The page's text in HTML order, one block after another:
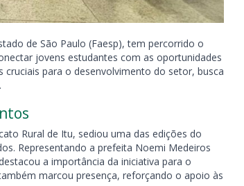
de São Paulo (Faesp), tem percorrido o
jovens estudantes com as oportunidades
para o desenvolvimento do setor, busca
Rural de Itu, sediou uma das edições do
Representando a prefeita Noemi Medeiros
a importância da iniciativa para o
marcou presença, reforçando o apoio às